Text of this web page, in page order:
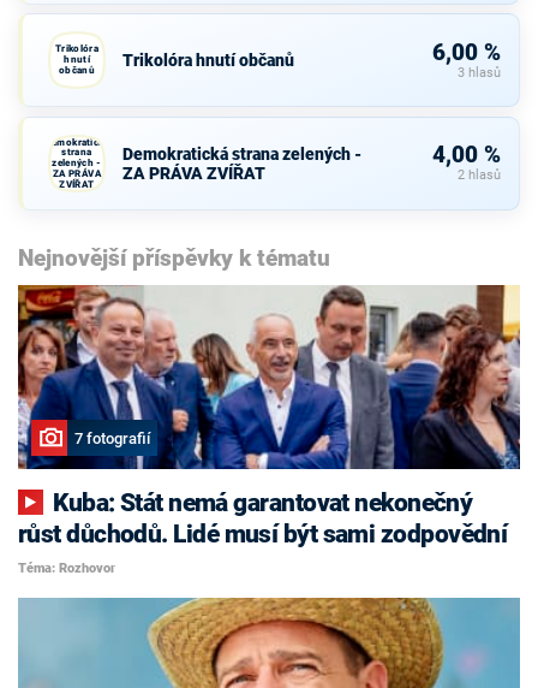
Trikolóra
hnutí
občanů
Trikolóra hnutí občanů 6,00 %
3 hlasů
Demokratická
strana
zelených -
ZA PRÁVA
ZVÍŘAT
Demokratická strana zelených -
ZA PRÁVA ZVÍŘAT
4,00 %
2 hlasů
Nejnovější příspěvky k tématu
7 fotografií
růst důchodů. Lidé musí být sami zodpovědní
Téma: Rozhovor